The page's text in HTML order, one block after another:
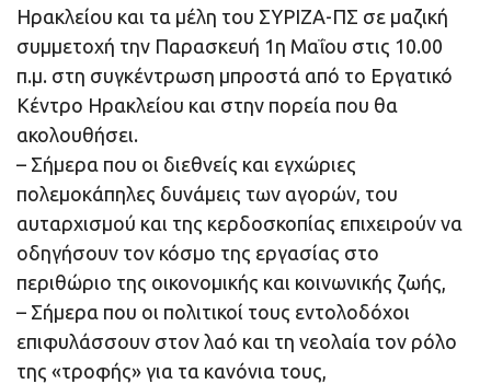
Ηρακλείου και τα μέλη του ΣΥΡΙΖΑ-ΠΣ σε μαζική
συμμετοχή την Παρασκευή 1η Μαΐου στις 10.00
π.μ. στη συγκέντρωση μπροστά από το Εργατικό
Κέντρο Ηρακλείου και στην πορεία που θα
ακολουθήσει.
– Σήμερα που οι διεθνείς και εγχώριες
πολεμοκάπηλες δυνάμεις των αγορών, του
αυταρχισμού και της κερδοσκοπίας επιχειρούν να
οδηγήσουν τον κόσμο της εργασίας στο
περιθώριο της οικονομικής και κοινωνικής ζωής,
– Σήμερα που οι πολιτικοί τους εντολοδόχοι
επιφυλάσσουν στον λαό και τη νεολαία τον ρόλο
της «τροφής» για τα κανόνια τους,